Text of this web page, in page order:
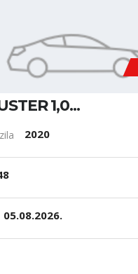
1,0...
2020
05.08.2026.